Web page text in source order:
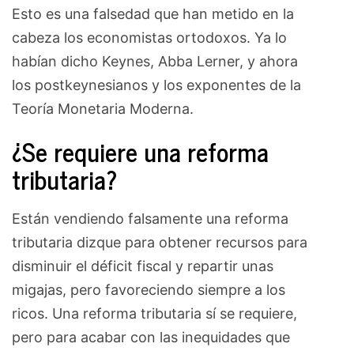
Esto es una falsedad que han metido en la
cabeza los economistas ortodoxos. Ya lo
habían dicho Keynes, Abba Lerner, y ahora
los postkeynesianos y los exponentes de la
Teoría Monetaria Moderna.
¿Se requiere una reforma
tributaria?
Están vendiendo falsamente una reforma
tributaria dizque para obtener recursos para
disminuir el déficit fiscal y repartir unas
migajas, pero favoreciendo siempre a los
ricos. Una reforma tributaria sí se requiere,
pero para acabar con las inequidades que